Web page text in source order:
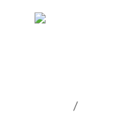
/